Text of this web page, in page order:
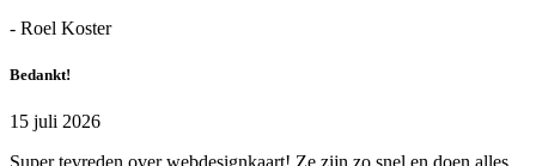
- Roel Koster
Bedankt!
15 juli 2026
Super tevreden over webdesignkaart! Ze zijn zo snel en doen alles